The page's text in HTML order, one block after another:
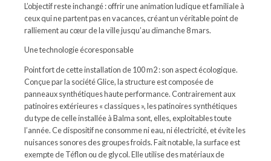
L’objectif reste inchangé : offrir une animation ludique et familiale à
ceux qui ne partent pas en vacances, créant un véritable point de
ralliement au cœur de la ville jusqu’au dimanche 8 mars.
Une technologie écoresponsable
Point fort de cette installation de 100 m2 : son aspect écologique.
Conçue par la société Glice, la structure est composée de
panneaux synthétiques haute performance. Contrairement aux
patinoires extérieures « classiques », les patinoires synthétiques
du type de celle installée à Balma sont, elles, exploitables toute
l’année. Ce dispositif ne consomme ni eau, ni électricité, et évite les
nuisances sonores des groupes froids. Fait notable, la surface est
exempte de Téflon ou de glycol. Elle utilise des matériaux de